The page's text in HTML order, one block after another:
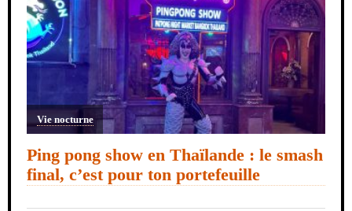
Vie nocturne
Ping pong show en Thaïlande : le smash
final, c’est pour ton portefeuille